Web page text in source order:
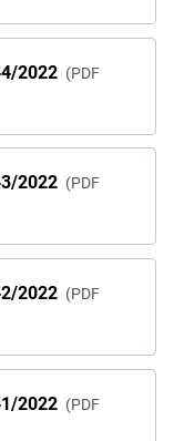
2022
PDF
2022
PDF
2022
PDF
2022
PDF